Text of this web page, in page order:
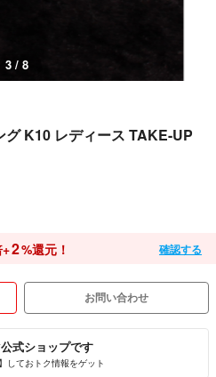
3 / 8
グ K10 レディース TAKE-UP
2%還元！ 確認する
お問い合わせ
式ショップです
しておトク情報をゲット